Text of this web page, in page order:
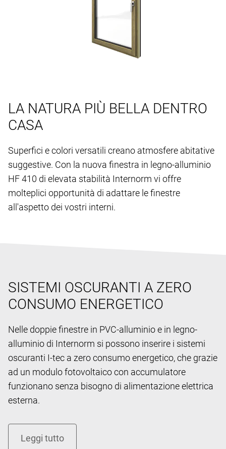
LA NATURA PIÙ BELLA DENTRO
CASA
Superfici e colori versatili creano atmosfere abitative
suggestive. Con la nuova finestra in legno-alluminio
HF 410 di elevata stabilità Internorm vi offre
molteplici opportunità di adattare le finestre
all'aspetto dei vostri interni.
SISTEMI OSCURANTI A ZERO
CONSUMO ENERGETICO
Nelle doppie finestre in PVC-alluminio e in legno-
alluminio di Internorm si possono inserire i sistemi
oscuranti I-tec a zero consumo energetico, che grazie
ad un modulo fotovoltaico con accumulatore
funzionano senza bisogno di alimentazione elettrica
esterna.